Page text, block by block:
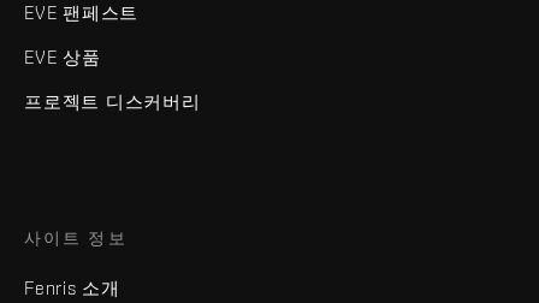
EVE 팬페스트
EVE 상품
프로젝트 디스커버리
사이트 정보
Fenris 소개